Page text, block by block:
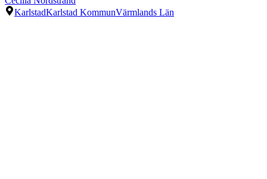
KarlstadKarlstad KommunVärmlands Län